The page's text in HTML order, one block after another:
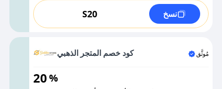
S20 نسخ
كود خصم المتجر الذهبي مُوثَّق
20%